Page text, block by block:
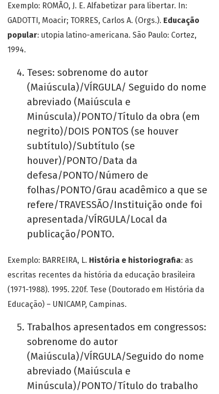
Exemplo: ROMÃO, J. E. Alfabetizar para libertar. In:
GADOTTI, Moacir; TORRES, Carlos A. (Orgs.). Educação
popular: utopia latino-americana. São Paulo: Cortez,
1994.
Teses: sobrenome do autor
(Maiúscula)/VÍRGULA/ Seguido do nome
abreviado (Maiúscula e
Minúscula)/PONTO/Título da obra (em
negrito)/DOIS PONTOS (se houver
subtítulo)/Subtítulo (se
houver)/PONTO/Data da
defesa/PONTO/Número de
folhas/PONTO/Grau acadêmico a que se
refere/TRAVESSÃO/Instituição onde foi
apresentada/VÍRGULA/Local da
publicação/PONTO.
Exemplo: BARREIRA, L. História e historiografia: as
escritas recentes da história da educação brasileira
(1971-1988). 1995. 220f. Tese (Doutorado em História da
Educação) – UNICAMP, Campinas.
Trabalhos apresentados em congressos:
sobrenome do autor
(Maiúscula)/VÍRGULA/Seguido do nome
abreviado (Maiúscula e
Minúscula)/PONTO/Título do trabalho